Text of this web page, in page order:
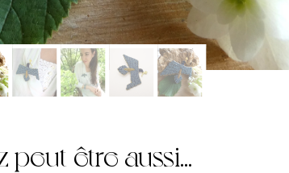
peut-être aussi…